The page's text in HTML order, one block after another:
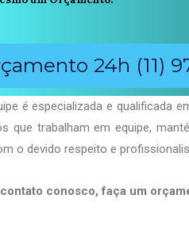
24h (11)
é especializada e qualificada
que trabalham em equipe,
o devido respeito e
conosco, faça um